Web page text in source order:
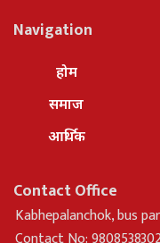
Navigation
होम
समाज
आर्थिक
Contact Office
Kabhepalanchok, bus